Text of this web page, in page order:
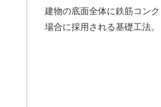
建物の底面全体に鉄筋コン
場合に採用される基礎工法。